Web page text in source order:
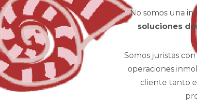
No somos una
soluciones
Somos juristas
operaciones
cliente tanto